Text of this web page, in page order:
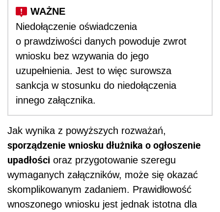
Niedołączenie oświadczenia
o prawdziwości danych powoduje zwrot
wniosku bez wzywania do jego
uzupełnienia. Jest to więc surowsza
sankcja w stosunku do niedołączenia
innego załącznika.
Jak wynika z powyższych rozważań,
sporządzenie wniosku dłużnika o ogłoszenie
upadłości oraz przygotowanie szeregu
wymaganych załączników, może się okazać
skomplikowanym zadaniem. Prawidłowość
wnoszonego wniosku jest jednak istotna dla